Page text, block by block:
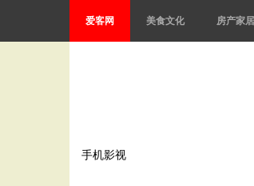
爱客网 美食文化 房产家居
手机影视